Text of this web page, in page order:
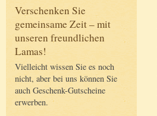
Verschenken Sie
gemeinsame Zeit – mit
unseren freundlichen
Lamas!
Vielleicht wissen Sie es noch
nicht, aber bei uns können Sie
auch Geschenk-Gutscheine
erwerben.